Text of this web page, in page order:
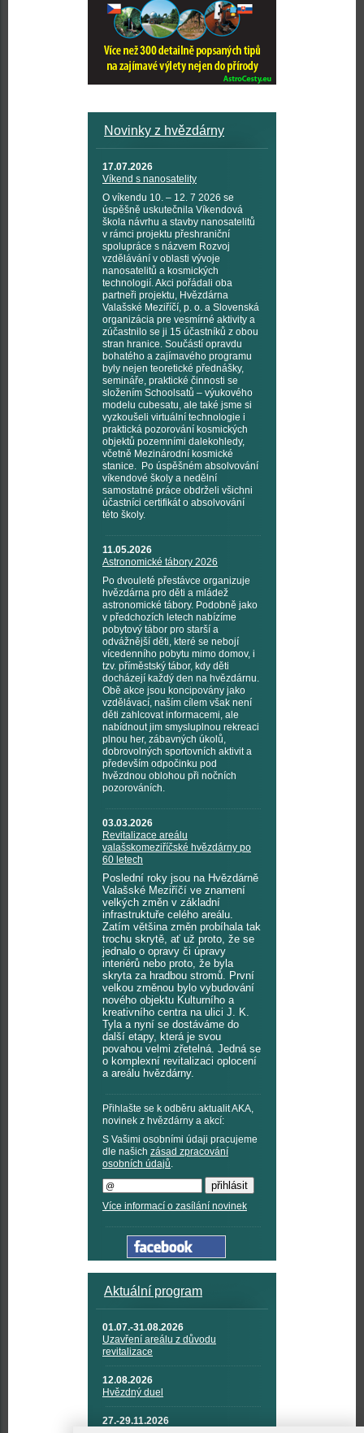
Novinky z hvězdárny
17.07.2026
Víkend s nanosatelity
O víkendu 10. – 12. 7 2026 se
úspěšně uskutečnila Víkendová
škola návrhu a stavby nanosatelitů
v rámci projektu přeshraniční
spolupráce s názvem Rozvoj
vzdělávání v oblasti vývoje
nanosatelitů a kosmických
technologií. Akci pořádali oba
partneři projektu, Hvězdárna
Valašské Meziříčí, p. o. a Slovenská
organizácia pre vesmírné aktivity a
zúčastnilo se ji 15 účastníků z obou
stran hranice. Součástí opravdu
bohatého a zajímavého programu
byly nejen teoretické přednášky,
semináře, praktické činnosti se
složením Schoolsatů – výukového
modelu cubesatu, ale také jsme si
vyzkoušeli virtuální technologie i
praktická pozorování kosmických
objektů pozemními dalekohledy,
včetně Mezinárodní kosmické
stanice. Po úspěšném absolvování
víkendové školy a nedělní
samostatné práce obdrželi všichni
účastníci certifikát o absolvování
této školy.
11.05.2026
Astronomické tábory 2026
Po dvouleté přestávce organizuje
hvězdárna pro děti a mládež
astronomické tábory. Podobně jako
v předchozích letech nabízíme
pobytový tábor pro starší a
odvážnější děti, které se nebojí
vícedenního pobytu mimo domov, i
tzv. příměstský tábor, kdy děti
docházejí každý den na hvězdárnu.
Obě akce jsou koncipovány jako
vzdělávací, naším cílem však není
děti zahlcovat informacemi, ale
nabídnout jim smysluplnou rekreaci
plnou her, zábavných úkolů,
dobrovolných sportovních aktivit a
především odpočinku pod
hvězdnou oblohou při nočních
pozorováních.
03.03.2026
Revitalizace areálu
valašskomeziříčské hvězdárny po
60 letech
Poslední roky jsou na Hvězdárně
Valašské Meziříčí ve znamení
velkých změn v základní
infrastruktuře celého areálu.
Zatím většina změn probíhala tak
trochu skrytě, ať už proto, že se
jednalo o opravy či úpravy
interiérů nebo proto, že byla
skryta za hradbou stromů. První
velkou změnou bylo vybudování
nového objektu Kulturního a
kreativního centra na ulici J. K.
Tyla a nyní se dostáváme do
další etapy, která je svou
povahou velmi zřetelná. Jedná se
o komplexní revitalizaci oplocení
a areálu hvězdárny.
Přihlašte se k odběru aktualit AKA,
novinek z hvězdárny a akcí:
S Vašimi osobními údaji pracujeme
dle našich zásad zpracování
osobních údajů.
Více informací o zasílání novinek
Aktuální program
01.07.-31.08.2026
Uzavření areálu z důvodu
revitalizace
12.08.2026
Hvězdný duel
27.-29.11.2026